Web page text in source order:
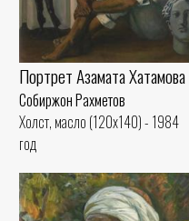
Портрет Азамата Хатамова
Собиржон Рахметов
Холст, масло (120x140) - 1984
год